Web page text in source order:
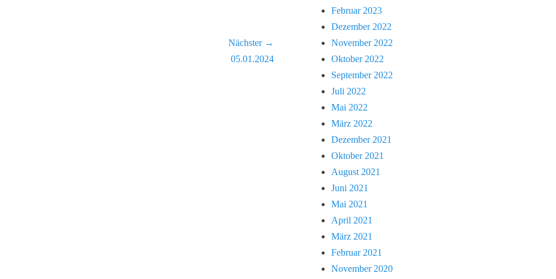
Nächster →
05.01.2024
Februar 2023
Dezember 2022
November 2022
Oktober 2022
September 2022
Juli 2022
Mai 2022
März 2022
Dezember 2021
Oktober 2021
August 2021
Juni 2021
Mai 2021
April 2021
März 2021
Februar 2021
November 2020